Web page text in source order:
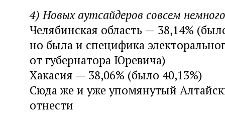
4) Новых аутсайдеров совсем немного
Челябинская область — 38,14%
но была и специфика
от губернатора Юревича)
Хакасия — 38,06% (было 40,13%)
Сюда же и уже упомянутый
отнести